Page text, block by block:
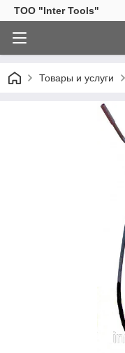
ТОО "Inter Tools"
Товары и услуги